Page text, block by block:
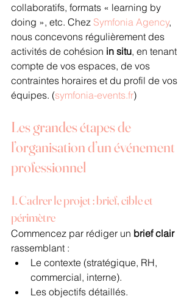
collaboratifs, formats « learning by
doing », etc. Chez Symfonia Agency,
nous concevons régulièrement des
activités de cohésion in situ, en tenant
compte de vos espaces, de vos
contraintes horaires et du profil de vos
équipes. (symfonia-events.fr)
Les grandes étapes de
l’organisation d’un événement
professionnel
1. Cadrer le projet : brief, cible et
périmètre
Commencez par rédiger un brief clair
rassemblant :
Le contexte (stratégique, RH,
commercial, interne).
Les objectifs détaillés.